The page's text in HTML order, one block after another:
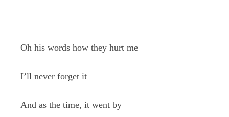
Oh his words how they hurt me
I’ll never forget it
And as the time, it went by